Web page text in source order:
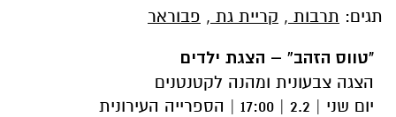
תגים: תרבות , קריית גת , פבוראר
"טווס הזהב” – הצגת ילדים
הצגה צבעונית ומהנה לקטנטנים
יום שני | 2.2 | 17:00 | הספרייה העירונית